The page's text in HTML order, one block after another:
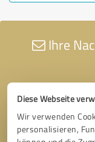
Diese Webseite
Wir verwenden
personalisieren,
Ihre